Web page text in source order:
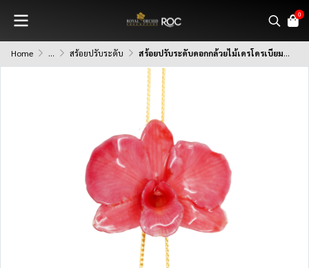
0
Home ... สร้อยปรับระดับ สร้อยปรับระดับดอกกล้วยไม้เดรโดรเบียมเคลือบใส